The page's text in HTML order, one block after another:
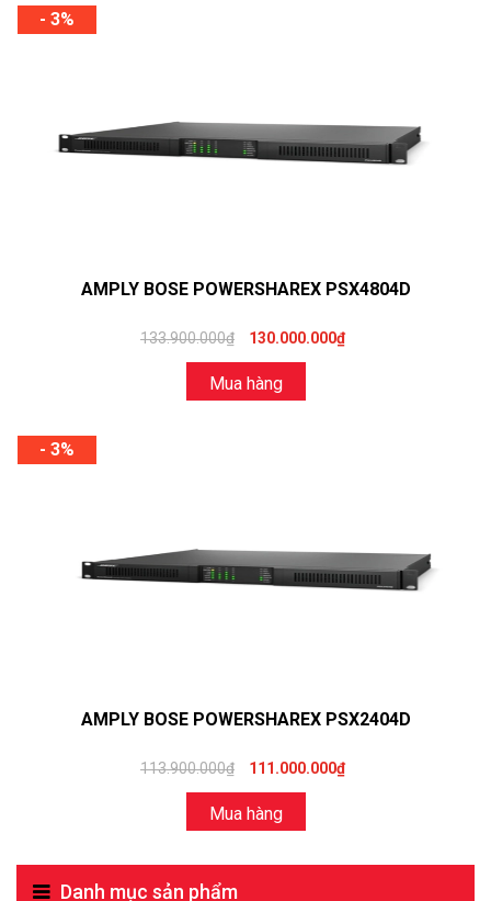
- 3%
AMPLY BOSE POWERSHAREX PSX4804D
133.900.000₫ 130.000.000₫
Mua hàng
- 3%
AMPLY BOSE POWERSHAREX PSX2404D
113.900.000₫ 111.000.000₫
Mua hàng
Danh mục sản phẩm